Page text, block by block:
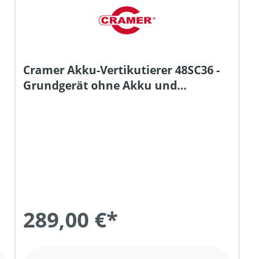
Cramer Akku-Vertikutierer 48SC36 -
Grundgerät ohne Akku und
289,00 €*